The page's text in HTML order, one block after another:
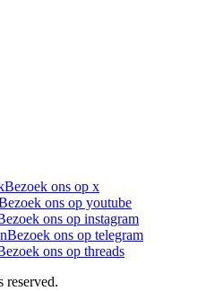
Bezoek ons op x
ons op youtube
ons op instagram
Bezoek ons op telegram
ons op threads